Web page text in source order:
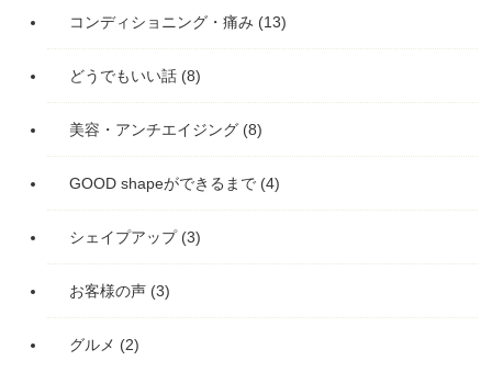
コンディショニング・痛み (13)
どうでもいい話 (8)
美容・アンチエイジング (8)
GOOD shapeができるまで (4)
シェイプアップ(3)
お客様の声 (3)
グルメ (2)